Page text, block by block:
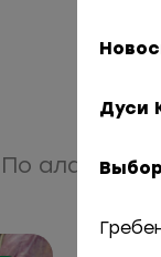
Дуси
По алфавиту